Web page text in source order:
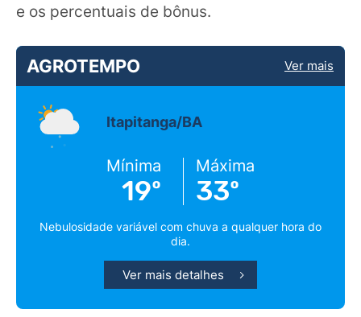
e os percentuais de bônus.
AGROTEMPO Ver mais
Itapitanga/BA
Mínima
19º
Máxima
33º
Nebulosidade variável com chuva a qualquer hora do
dia.
Ver mais detalhes